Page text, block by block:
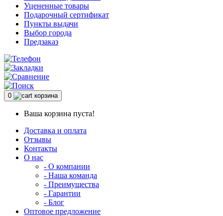
Уцененные товары
Подарочный сертификат
Пункты выдачи
Выбор города
Предзаказ
0 корзина
Ваша корзина пуста!
Доставка и оплата
Отзывы
Контакты
О нас
- О компании
- Наша команда
- Преимущества
- Гарантии
- Блог
Оптовое предложение